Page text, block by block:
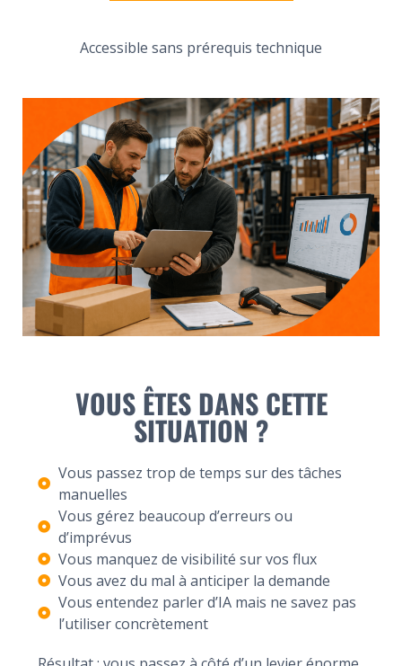
Accessible sans prérequis technique
VOUS ÊTES DANS CETTE
SITUATION ?
Vous passez trop de temps sur des tâches
manuelles
Vous gérez beaucoup d’erreurs ou
d’imprévus
Vous manquez de visibilité sur vos flux
Vous avez du mal à anticiper la demande
Vous entendez parler d’IA mais ne savez pas
l’utiliser concrètement